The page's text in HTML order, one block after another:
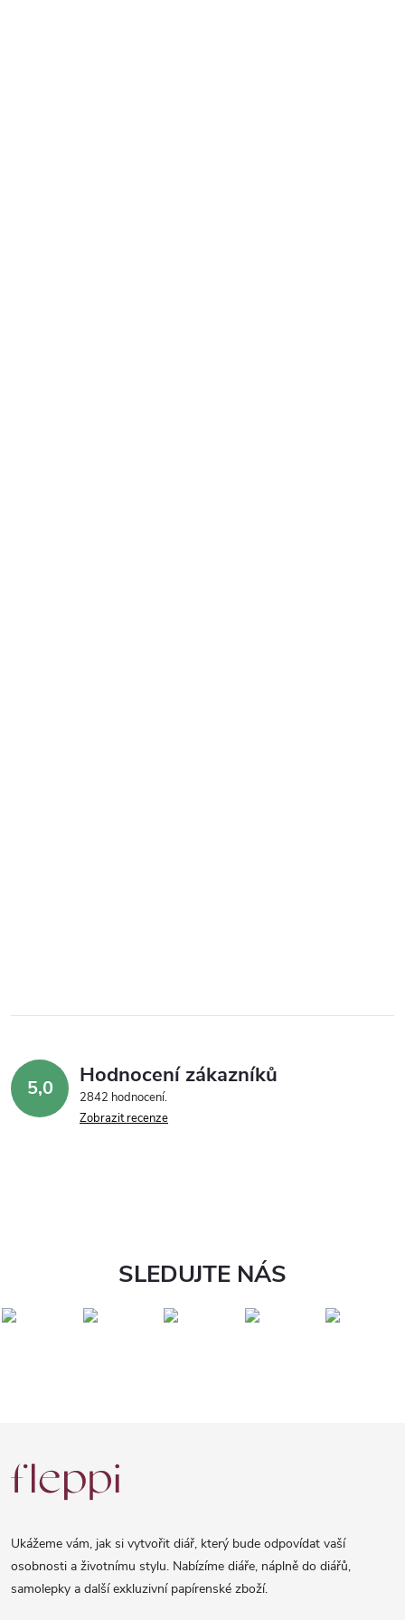
5,0 Hodnocení zákazníků
2842 hodnocení
Zobrazit recenze
SLEDUJTE NÁS
á
Ukážeme vám, jak si vytvořit diář, který bude odpovídat vaší
osobnosti a životnímu stylu. Nabízíme diáře, náplně do diářů,
samolepky a další exkluzivní papírenské zboží.